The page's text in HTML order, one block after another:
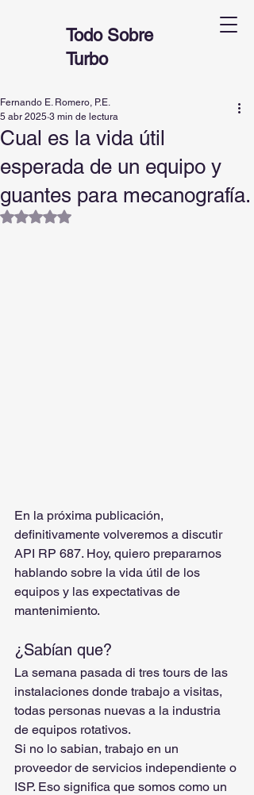
Todo Sobre
Turbo
Cual es la vida útil
esperada de un equipo y
guantes para mecanografía.
Fernando E. Romero, P.E.
5 abr 2025 3 min de lectura
Obtuvo NaN de 5 estrellas.
En la próxima publicación,
definitivamente volveremos a discutir
API RP 687. Hoy, quiero prepararnos
hablando sobre la vida útil de los
equipos y las expectativas de
mantenimiento.
¿Sabían que?
La semana pasada di tres tours de las
instalaciones donde trabajo a visitas,
todas personas nuevas a la industria
de equipos rotativos.
Si no lo sabian, trabajo en un
proveedor de servicios independiente o
ISP. Eso significa que somos como un